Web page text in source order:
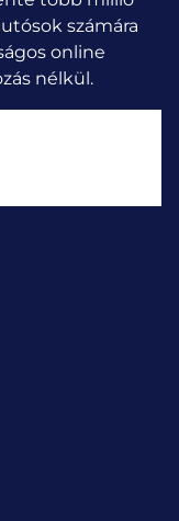
számára
online
nélkül.